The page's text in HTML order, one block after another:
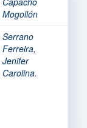
Mogollón
Serrano
Ferreira,
Jenifer
Carolina.